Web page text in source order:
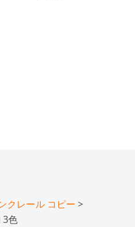
クレール コピー >
3色